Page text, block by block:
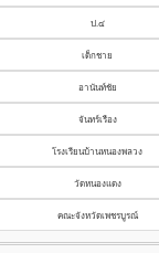
ป.๔
เด็กชาย
อานันท์ชัย
จันทร์เรือง
โรงเรียนบ้านหนองพลวง
วัดหนองแดง
คณะจังหวัดเพชรบูรณ์